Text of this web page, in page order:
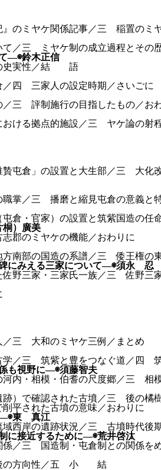
のミヤケ関係記事／三 稲置のミ
／三 ミヤケ制の成立過程とその
—◉鈴木正信
史実性／結 語
四 三家人の設定時期／さいごに
三 評制施行の目指したもの／お
ける拠点的施設／三 ヤケ論の射
屯倉」の設置と大生部／三 大
掌／三 播磨と縮見屯倉の意義と
・官家）の設置と筑紫国造の
）廣美
郡のミヤケの機能／おわりに
部の国造の系譜／三 倭王権の
にみえる三家について—◉須永 忍
野三家・三家氏一族／三 佐野三
三 大和のミヤケ三例／まとめ
／三 筑紫と豊をつなぐ道／四
も視野に—◉須藤智夫
内・相模・伯耆の尺度郷／三
）で確認された古墳／三 後の橘
平された古墳の意味／おわりに
—◉東 真江
西岸の遺跡状況／三 古墳時代後
に接近するために—◉荒井啓汰
／三 国造制・屯倉制との関係を
の方向性／五 小 結